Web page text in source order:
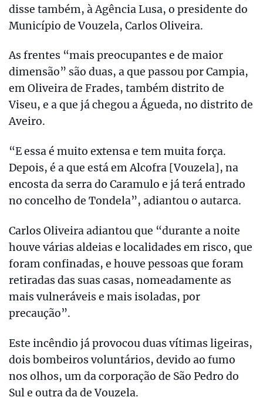
disse também, à Agência Lusa, o presidente do
Município de Vouzela, Carlos Oliveira.
As frentes “mais preocupantes e de maior
dimensão” são duas, a que passou por Campia,
em Oliveira de Frades, também distrito de
Viseu, e a que já chegou a Águeda, no distrito de
Aveiro.
“E essa é muito extensa e tem muita força.
Depois, é a que está em Alcofra [Vouzela], na
encosta da serra do Caramulo e já terá entrado
no concelho de Tondela”, adiantou o autarca.
Carlos Oliveira adiantou que “durante a noite
houve várias aldeias e localidades em risco, que
foram confinadas, e houve pessoas que foram
retiradas das suas casas, nomeadamente as
mais vulneráveis e mais isoladas, por
precaução”.
Este incêndio já provocou duas vítimas ligeiras,
dois bombeiros voluntários, devido ao fumo
nos olhos, um da corporação de São Pedro do
Sul e outra da de Vouzela.